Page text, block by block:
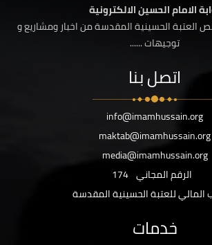
الامام الحسين الالكترونية
العتبة الحسينية المقدسة من اخبار ومشاريع و
توجيهات ......
اتصل بنا
info@imamhussain.org
maktab@imamhussain.org
media@imamhussain.org
الرقم المجاني 174
المالي للعتبة الحسينية المقدسة
خدمات